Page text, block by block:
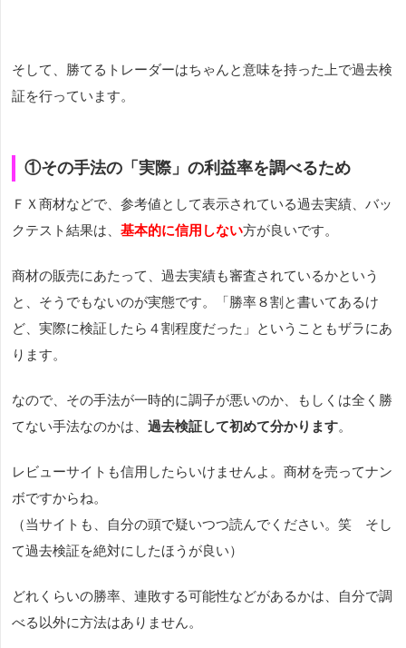
そして、勝てるトレーダーはちゃんと意味を持った上で過去検
証を行っています。
①その手法の「実際」の利益率を調べるため
ＦＸ商材などで、参考値として表示されている過去実績、バッ
クテスト結果は、 基本的に信用しない方が良いです。
商材の販売にあたって、過去実績も審査されているかという
と、そうでもないのが実態です。「勝率８割と書いてあるけ
ど、実際に検証したら４割程度だった」ということもザラにあ
ります。
なので、その手法が一時的に調子が悪いのか、もしくは全く勝
てない手法なのかは、 過去検証して初めて分かります。
レビューサイトも信用したらいけませんよ。商材を売ってナン
ボですからね。
（当サイトも、自分の頭で疑いつつ読んでください。笑 そし
て過去検証を絶対にしたほうが良い）
どれくらいの勝率、連敗する可能性などがあるかは、自分で調
べる以外に方法はありません。